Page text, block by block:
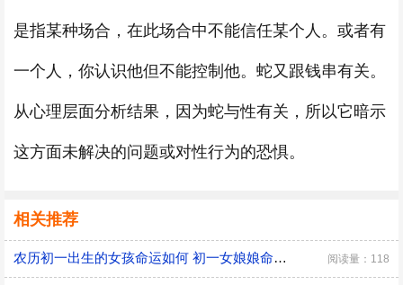
是指某种场合，在此场合中不能信任某个人。或者有
一个人，你认识他但不能控制他。蛇又跟钱串有关。
从心理层面分析结果，因为蛇与性有关，所以它暗示
这方面未解决的问题或对性行为的恐惧。
相关推荐
农历初一出生的女孩命运如何 初一女娘娘命什么意思 阅读量：118